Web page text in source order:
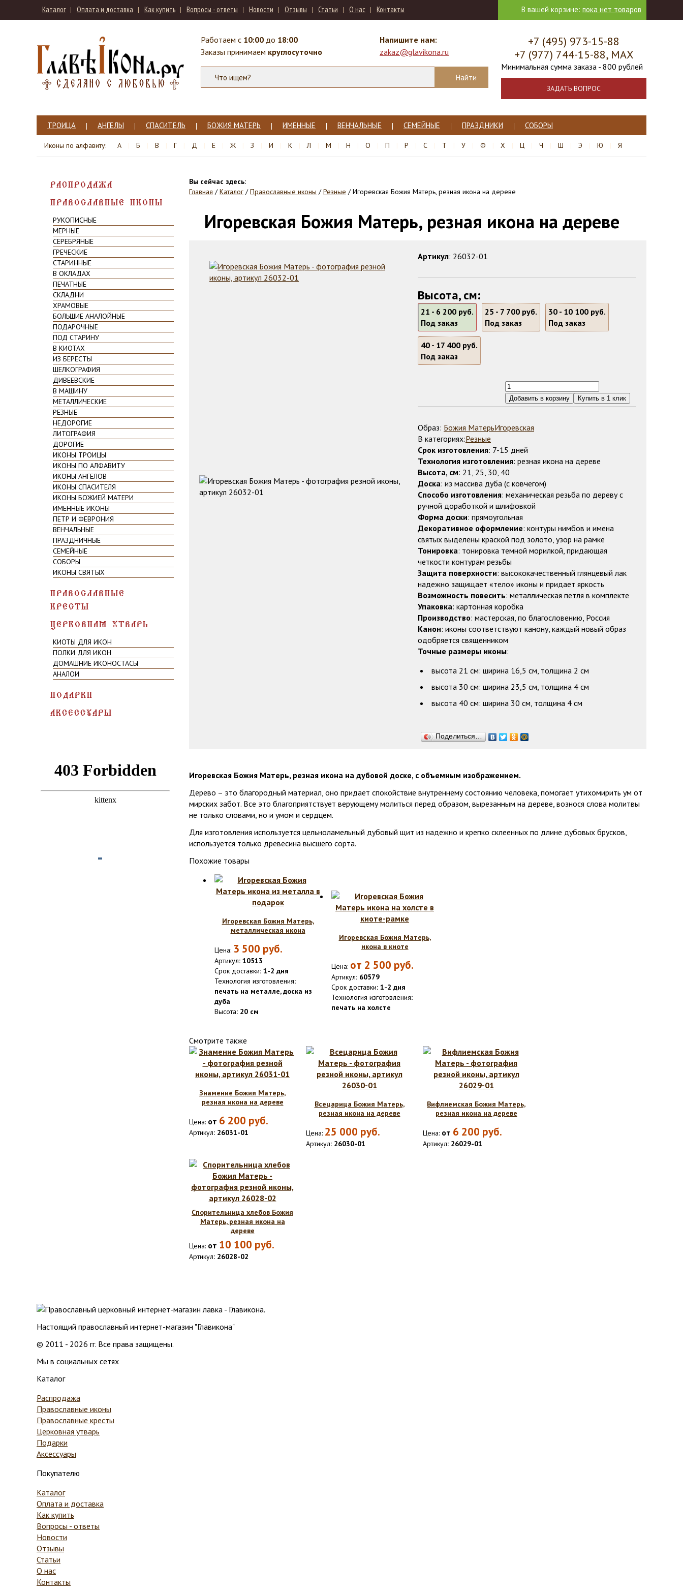
Каталог Оплата и доставка Как купить Вопросы - ответы Новости Отзывы Статьи О нас Контакты В вашей корзине: пока нет товаров
+7 (495) 973-15-88
+7 (977) 744-15-88, МАХ
Минимальная сумма заказа - 800 рублей
ЗАДАТЬ ВОПРОС
Работаем с 10:00 до 18:00
Заказы принимаем круглосуточно
Напишите нам:
zakaz@glavikona.ru
ТРОИЦА АНГЕЛЫ СПАСИТЕЛЬ БОЖИЯ МАТЕРЬ ИМЕННЫЕ ВЕНЧАЛЬНЫЕ СЕМЕЙНЫЕ ПРАЗДНИКИ СОБОРЫ
Иконы по алфавиту: А Б В Г Д Е Ж З И К Л М Н О П Р С Т У Ф Х Ц Ч Ш Э Ю Я
РАСПРОДАЖА
ПРАВОСЛАВНЫЕ ИКОНЫ
РУКОПИСНЫЕ
МЕРНЫЕ
СЕРЕБРЯНЫЕ
ГРЕЧЕСКИЕ
СТАРИННЫЕ
В ОКЛАДАХ
ПЕЧАТНЫЕ
СКЛАДНИ
ХРАМОВЫЕ
БОЛЬШИЕ АНАЛОЙНЫЕ
ПОДАРОЧНЫЕ
ПОД СТАРИНУ
В КИОТАХ
ИЗ БЕРЕСТЫ
ШЕЛКОГРАФИЯ
ДИВЕЕВСКИЕ
В МАШИНУ
МЕТАЛЛИЧЕСКИЕ
РЕЗНЫЕ
НЕДОРОГИЕ
ЛИТОГРАФИЯ
ДОРОГИЕ
ИКОНЫ ТРОИЦЫ
ИКОНЫ ПО АЛФАВИТУ
ИКОНЫ АНГЕЛОВ
ИКОНЫ СПАСИТЕЛЯ
ИКОНЫ БОЖИЕЙ МАТЕРИ
ИМЕННЫЕ ИКОНЫ
ПЕТР И ФЕВРОНИЯ
ВЕНЧАЛЬНЫЕ
ПРАЗДНИЧНЫЕ
СЕМЕЙНЫЕ
СОБОРЫ
ИКОНЫ СВЯТЫХ
ПРАВОСЛАВНЫЕ
КРЕСТЫ
ЦЕРКОВНАЯ УТВАРЬ
КИОТЫ ДЛЯ ИКОН
ПОЛКИ ДЛЯ ИКОН
ДОМАШНИЕ ИКОНОСТАСЫ
АНАЛОИ
ПОДАРКИ
АКСЕССУАРЫ
Вы сейчас здесь:
Главная /Каталог /Православные иконы /Резные /Игоревская Божия Матерь, резная икона на дереве
Игоревская Божия Матерь, резная икона на дереве
Артикул: 26032-01
Высота, см:
21 - 6 200 руб.
Под заказ
25 - 7 700 руб.
Под заказ
30 - 10 100 руб.
Под заказ
40 - 17 400 руб.
Под заказ
Образ: Божия МатерьИгоревская
В категориях:Резные
Срок изготовления: 7-15 дней
Технология изготовления: резная икона на дереве
Высота, см: 21, 25, 30, 40
Доска: из массива дуба (с ковчегом)
Способо изготовления: механическая резьба по дереву с
ручной доработкой и шлифовкой
Форма доски: прямоугольная
Декоративное оформление: контуры нимбов и имена
святых выделены краской под золото, узор на рамке
Тонировка: тонировка темной морилкой, придающая
четкости контурам резьбы
Защита поверхности: высококачественный глянцевый лак
надежно защищает «тело» иконы и придает яркость
Возможность повесить: металлическая петля в комплекте
Упаковка: картонная коробка
Производство: мастерская, по благословению, Россия
Канон: иконы соответствуют канону, каждый новый образ
одобряется священником
Точные размеры иконы:
высота 21 см: ширина 16,5 см, толщина 2 см
высота 30 см: ширина 23,5 см, толщина 4 см
высота 40 см: ширина 30 см, толщина 4 см
Поделиться…
Игоревская Божия Матерь, резная икона на дубовой доске, с объемным изображением.
Дерево – это благородный материал, оно придает спокойствие внутреннему состоянию человека, помогает утихомирить ум от
мирских забот. Все это благоприятствует верующему молиться перед образом, вырезанным на дереве, вознося слова молитвы
не только словами, но и умом и сердцем.
Для изготовления используется цельноламельный дубовый щит из надежно и крепко склеенных по длине дубовых брусков,
используется только древесина высшего сорта.
Похожие товары
Игоревская Божия Матерь,
металлическая икона
Цена: 3 500 руб.
Артикул: 10513
Срок доставки: 1-2 дня
Технология изготовления:
печать на металле, доска из
дуба
Высота: 20 см
Игоревская Божия Матерь,
икона в киоте
Цена: от 2 500 руб.
Артикул: 60579
Срок доставки: 1-2 дня
Технология изготовления:
печать на холсте
Смотрите также
Знамение Божия Матерь,
резная икона на дереве
Цена: от 6 200 руб.
Артикул: 26031-01
Всецарица Божия Матерь,
резная икона на дереве
Цена: 25 000 руб.
Артикул: 26030-01
Вифлиемская Божия Матерь,
резная икона на дереве
Цена: от 6 200 руб.
Артикул: 26029-01
Спорительница хлебов Божия
Матерь, резная икона на
дереве
Цена: от 10 100 руб.
Артикул: 26028-02
Настоящий православный интернет-магазин "Главикона"
© 2011 - 2026 гг. Все права защищены.
Мы в социальных сетях
Каталог
Распродажа
Православные иконы
Православные кресты
Церковная утварь
Подарки
Аксессуары
Покупателю
Каталог
Оплата и доставка
Как купить
Вопросы - ответы
Новости
Отзывы
Статьи
О нас
Контакты